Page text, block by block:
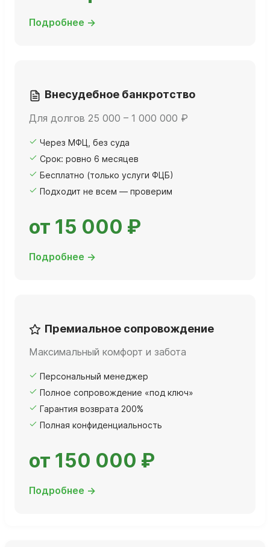
Подробнее →
Внесудебное банкротство
Для долгов 25 000 – 1 000 000 ₽
Через МФЦ, без суда
Срок: ровно 6 месяцев
Бесплатно (только услуги ФЦБ)
Подходит не всем — проверим
от 15 000 ₽
Подробнее →
Премиальное сопровождение
Максимальный комфорт и забота
Персональный менеджер
Полное сопровождение «под ключ»
Гарантия возврата 200%
Полная конфиденциальность
от 150 000 ₽
Подробнее →